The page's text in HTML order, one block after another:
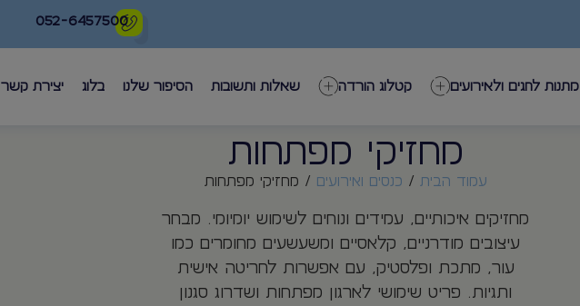
052-6457500
מתנות לחגים ולאירועים קטלוג הורדה שאלות ותשובות הסיפור שלנו בלוג
יצירת קשר
מחזיקי מפתחות
עמוד הבית / כנסים ואירועים / מחזיקי מפתחות
מחזיקים איכותיים, עמידים ונוחים לשימוש יומיומי. מבחר
עיצובים מודרניים, קלאסיים ומשעשעים מחומרים כמו
עור, מתכת ופלסטיק, עם אפשרות לחריטה אישית
ותגיות. פריט שימושי לארגון מפתחות ושדרוג סגנון